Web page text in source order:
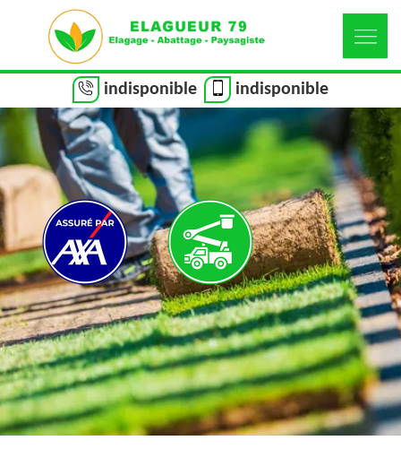
indisponible indisponible